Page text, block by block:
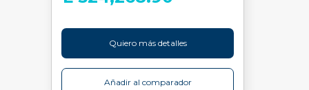
Quiero más detalles
Añadir al comparador